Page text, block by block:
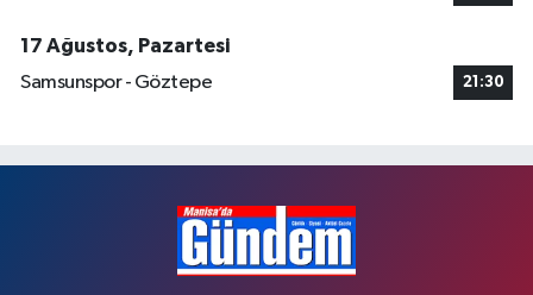
17 Ağustos, Pazartesi
Samsunspor - Göztepe
21:30